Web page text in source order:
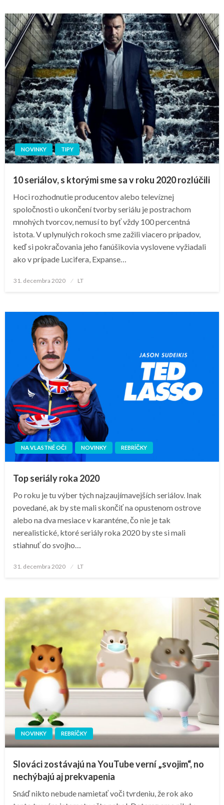
NOVINKY TIPY
10 seriálov, s ktorými sme sa v roku 2020 rozlúčili
Hoci rozhodnutie producentov alebo televíznej
spoločnosti o ukončení tvorby seriálu je postrachom
mnohých tvorcov, nemusí to byť vždy 100 percentná
istota. V uplynulých rokoch sme zažili viacero prípadov,
keď si pokračovania jeho fanúšikovia vyslovene vyžiadali
ako v prípade Lucifera, Expanse…
Posted
31. decembra 2020 LT
NA VLASTNÉ OČI NOVINKY REBRÍČKY
Top seriály roka 2020
Po roku je tu výber tých najzaujímavejších seriálov. Inak
povedané, ak by ste mali skončiť na opustenom ostrove
alebo na dva mesiace v karanténe, čo nie je tak
nerealistické, ktoré seriály roka 2020 by ste si mali
stiahnuť do svojho…
Posted
31. decembra 2020 LT
NOVINKY REBRÍČKY
Slováci zostávajú na YouTube verní „svojim“, no
nechýbajú aj prekvapenia
Snáď nikto nebude namietať voči tvrdeniu, že rok ako